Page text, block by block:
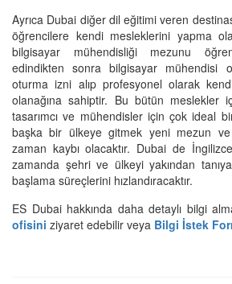
Ayrıca Dubai diğer dil eğitimi veren
öğrencilere kendi mesleklerini yapma
bilgisayar mühendisliği mezunu
edindikten sonra bilgisayar mühendisi
oturma izni alıp profesyonel olarak
olanağına sahiptir. Bu bütün meslekler
tasarımcı ve mühendisler için çok ideal
başka bir ülkeye gitmek yeni mezun
zaman kaybı olacaktır. Dubai de
zamanda şehri ve ülkeyi yakından
başlama süreçlerini hızlandıracaktır.
ES Dubai hakkında daha detaylı bilgi
ofisini ziyaret edebilir veya Bilgi İstek